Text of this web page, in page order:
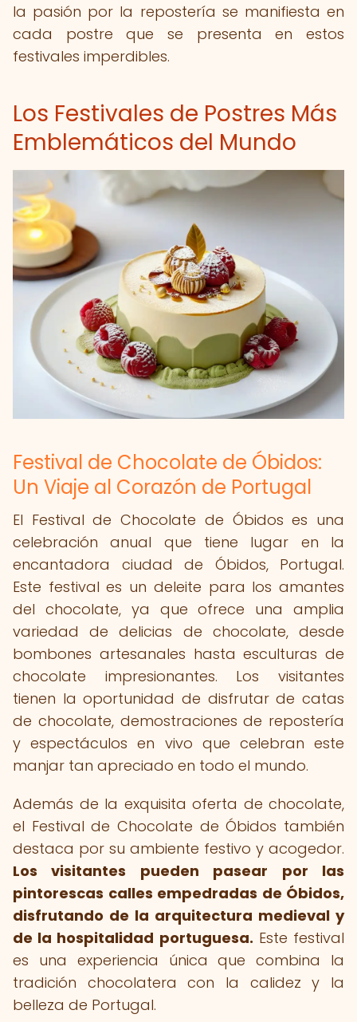
la pasión por la repostería se manifiesta en
cada postre que se presenta en estos
festivales imperdibles.
Los Festivales de Postres Más
Emblemáticos del Mundo
Festival de Chocolate de Óbidos:
Un Viaje al Corazón de Portugal
El Festival de Chocolate de Óbidos es una
celebración anual que tiene lugar en la
encantadora ciudad de Óbidos, Portugal.
Este festival es un deleite para los amantes
del chocolate, ya que ofrece una amplia
variedad de delicias de chocolate, desde
bombones artesanales hasta esculturas de
chocolate impresionantes. Los visitantes
tienen la oportunidad de disfrutar de catas
de chocolate, demostraciones de repostería
y espectáculos en vivo que celebran este
manjar tan apreciado en todo el mundo.
Además de la exquisita oferta de chocolate,
el Festival de Chocolate de Óbidos también
destaca por su ambiente festivo y acogedor.
Los visitantes pueden pasear por las
pintorescas calles empedradas de Óbidos,
disfrutando de la arquitectura medieval y
de la hospitalidad portuguesa. Este festival
es una experiencia única que combina la
tradición chocolatera con la calidez y la
belleza de Portugal.